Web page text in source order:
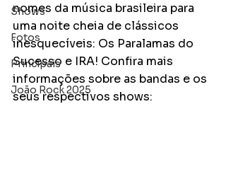
Shows
Fotos
Principais
João Rock 2025
nomes da música brasileira para
uma noite cheia de clássicos
inesquecíveis: Os Paralamas do
Sucesso e IRA! Confira mais
informações sobre as bandas e os
seus respectivos shows: